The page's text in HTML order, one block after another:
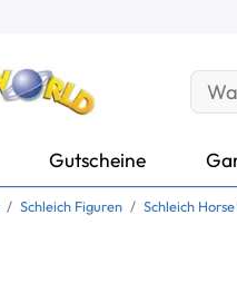
Gutscheine
Schleich Figuren Schleich